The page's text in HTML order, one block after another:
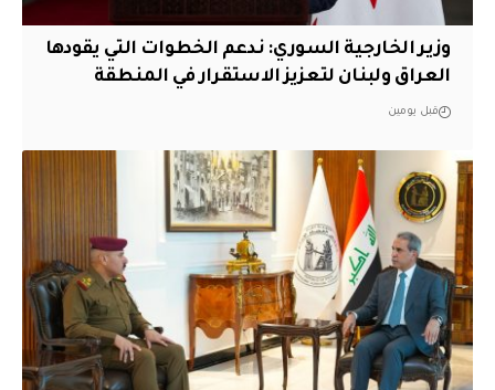
وزير الخارجية السوري: ندعم الخطوات التي يقودها
العراق ولبنان لتعزيز الاستقرار في المنطقة
قبل يومين